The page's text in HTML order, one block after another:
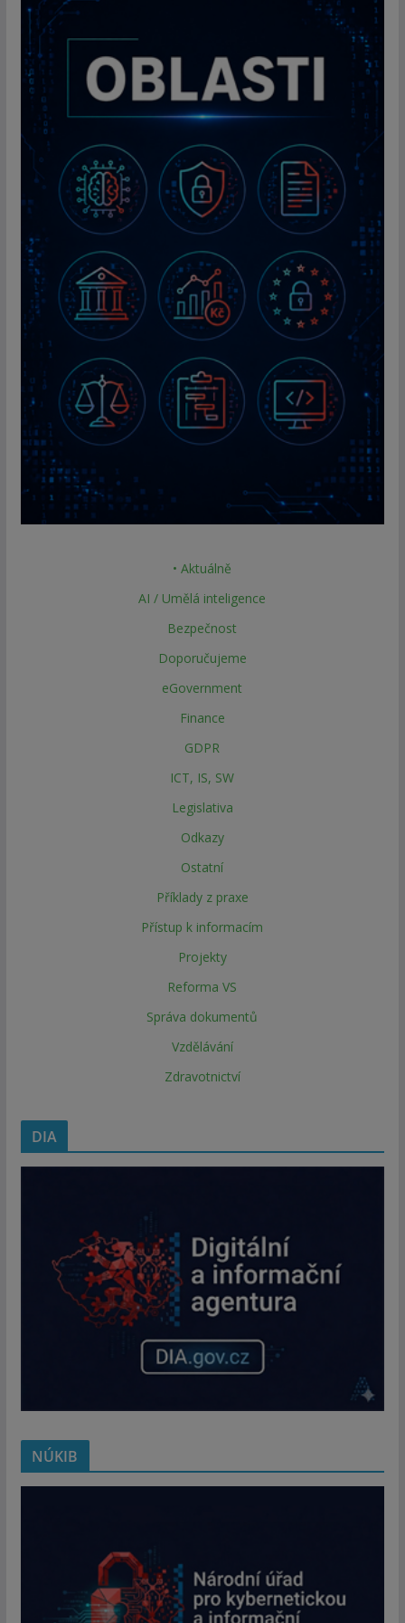
• Aktuálně
AI / Umělá inteligence
Bezpečnost
Doporučujeme
eGovernment
Finance
GDPR
ICT, IS, SW
Legislativa
Odkazy
Ostatní
Příklady z praxe
Přístup k informacím
Projekty
Reforma VS
Správa dokumentů
Vzdělávání
Zdravotnictví
DIA
NÚKIB